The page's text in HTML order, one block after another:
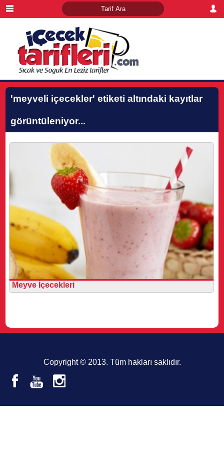
'meyveli içecekler' etiketi altındaki kayıtlar
görüntüleniyor...
Meyve İçecekleri
Copyright © 2013. Tüm hakları saklıdır.